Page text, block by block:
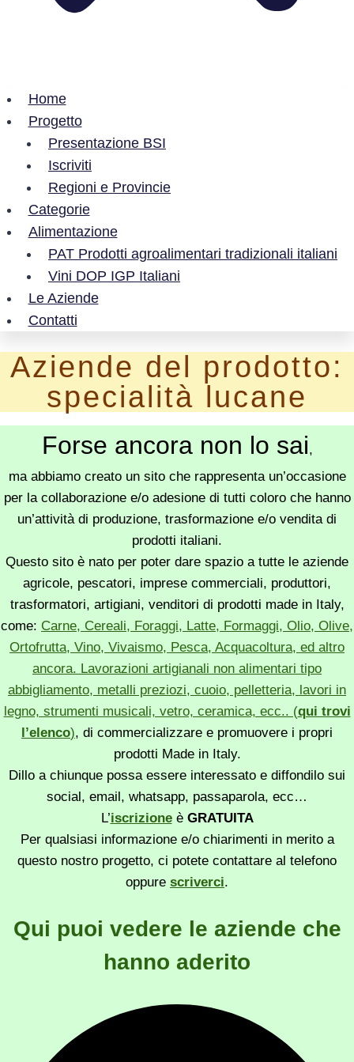
Home
Progetto
Presentazione BSI
Iscriviti
Regioni e Provincie
Categorie
Alimentazione
PAT Prodotti agroalimentari tradizionali italiani
Vini DOP IGP Italiani
Le Aziende
Contatti
Aziende del prodotto:
specialità lucane
Forse ancora non lo sai,
ma abbiamo creato un sito che rappresenta un’occasione
per la collaborazione e/o adesione di tutti coloro che hanno
un’attività di produzione, trasformazione e/o vendita di
prodotti italiani.
Questo sito è nato per poter dare spazio a tutte le aziende
agricole, pescatori, imprese commerciali, produttori,
trasformatori, artigiani, venditori di prodotti made in Italy,
come: Carne, Cereali, Foraggi, Latte, Formaggi, Olio, Olive,
Ortofrutta, Vino, Vivaismo, Pesca, Acquacoltura, ed altro
ancora. Lavorazioni artigianali non alimentari tipo
abbigliamento, metalli preziozi, cuoio, pelletteria, lavori in
legno, strumenti musicali, vetro, ceramica, ecc.. (qui trovi
l’elenco), di commercializzare e promuovere i propri
prodotti Made in Italy.
Dillo a chiunque possa essere interessato e diffondilo sui
social, email, whatsapp, passaparola, ecc…
L’iscrizioneè GRATUITA
Per qualsiasi informazione e/o chiarimenti in merito a
questo nostro progetto, ci potete contattare al telefono
oppure scriverci.
Qui puoi vedere le aziende che
hanno aderito